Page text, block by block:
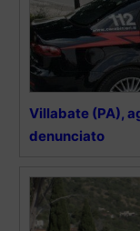
Villabate (PA),
denunciato